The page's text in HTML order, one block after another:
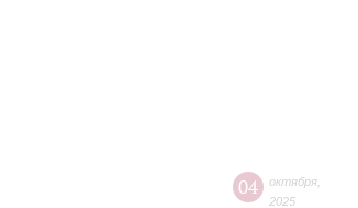
04 октября
2025